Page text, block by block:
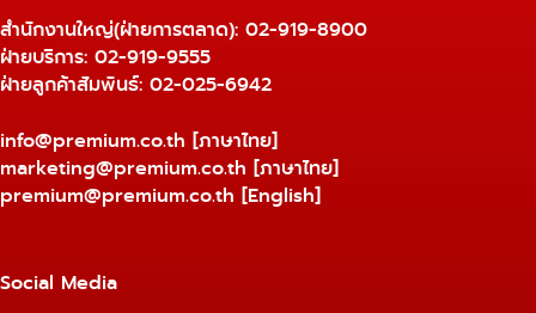
สำนักงานใหญ่(ฝ่ายการตลาด): 02-919-8900
ฝ่ายบริการ: 02-919-9555
ฝ่ายลูกค้าสัมพันธ์: 02-025-6942
info@premium.co.th [ภาษาไทย]
marketing@premium.co.th [ภาษาไทย]
premium@premium.co.th [English]
Social Media